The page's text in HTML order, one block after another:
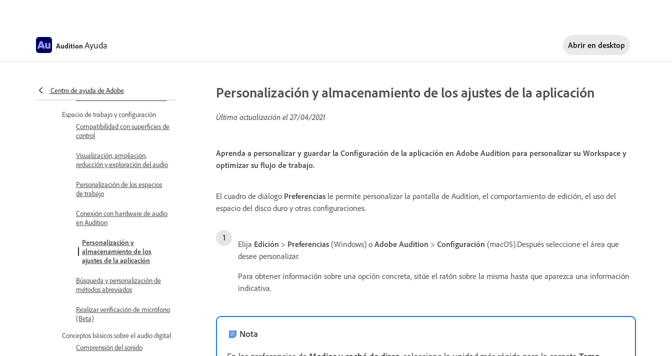
Audition Ayuda Abrir en desktop
Centro de ayuda de Adobe
Problemas conocidos
Eliminación de la creación de CD
Espacio de trabajo y configuración
Compatibilidad con superficies de
control
Visualización, ampliación,
reducción y exploración del audio
Personalización de los espacios
de trabajo
Conexión con hardware de audio
en Audition
Personalización y
almacenamiento de los
ajustes de la aplicación
Búsqueda y personalización de
métodos abreviados
Realizar verificación de micrófono
(Beta)
Conceptos básicos sobre el audio digital
Comprensión del sonido
Personalización y almacenamiento de los ajustes de la aplicación
Última actualización el27/04/2021
Aprenda a personalizar y guardar la Configuración de la aplicación en Adobe Audition para personalizar su Workspace y
optimizar su flujo de trabajo.
El cuadro de diálogo Preferencias le permite personalizar la pantalla de Audition, el comportamiento de edición, el uso del
espacio del disco duro y otras configuraciones.
Elija Edición > Preferencias (Windows) o Adobe Audition > Configuración (macOS).Después seleccione el área que
desee personalizar.
Para obtener información sobre una opción concreta, sitúe el ratón sobre la misma hasta que aparezca una información
indicativa.
Nota